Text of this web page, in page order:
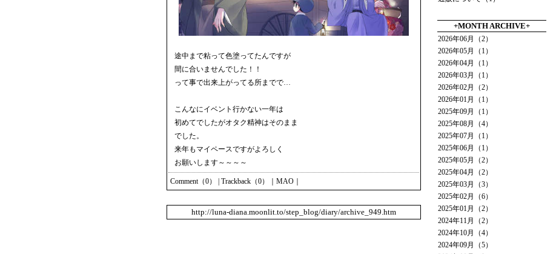
途中まで粘って色塗ってたんですが
間に合いませんでした！！
って事で出来上がってる所までで…
こんなにイベント行かない一年は
初めてでしたがオタク精神はそのまま
でした。
来年もマイペースですがよろしく
お願いします～～～～
Comment（0） Trackback（0） MAO
http://luna-diana.moonlit.to/step_blog/diary/archive_949.htm
+MONTH ARCHIVE+
2026年06月（2）
2026年05月（1）
2026年04月（1）
2026年03月（1）
2026年02月（2）
2026年01月（1）
2025年09月（1）
2025年08月（4）
2025年07月（1）
2025年06月（1）
2025年05月（2）
2025年04月（2）
2025年03月（3）
2025年02月（6）
2025年01月（2）
2024年11月（2）
2024年10月（4）
2024年09月（5）